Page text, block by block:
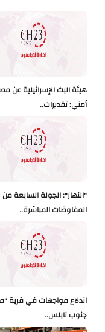
هيئة البث الإسرائيلية عن
أمني: تقديرات..
"النهار": الجولة السابعة من
المفاوضات المباشرة..
اندلاع مواجهات في قرية
جنوب نابلس..